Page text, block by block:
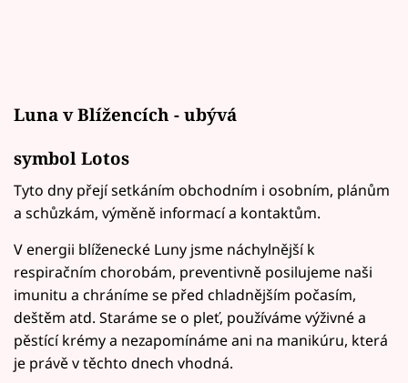
Luna v Blížencích - ubývá
symbol Lotos
Tyto dny přejí setkáním obchodním i osobním, plánům
a schůzkám, výměně informací a kontaktům.
V energii blíženecké Luny jsme náchylnější k
respiračním chorobám, preventivně posilujeme naši
imunitu a chráníme se před chladnějším počasím,
deštěm atd. Staráme se o pleť, používáme výživné a
pěstící krémy a nezapomínáme ani na manikúru, která
je právě v těchto dnech vhodná.